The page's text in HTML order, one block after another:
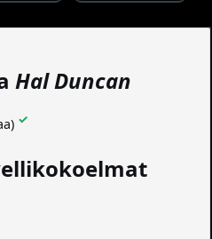
Hal Duncan
✓